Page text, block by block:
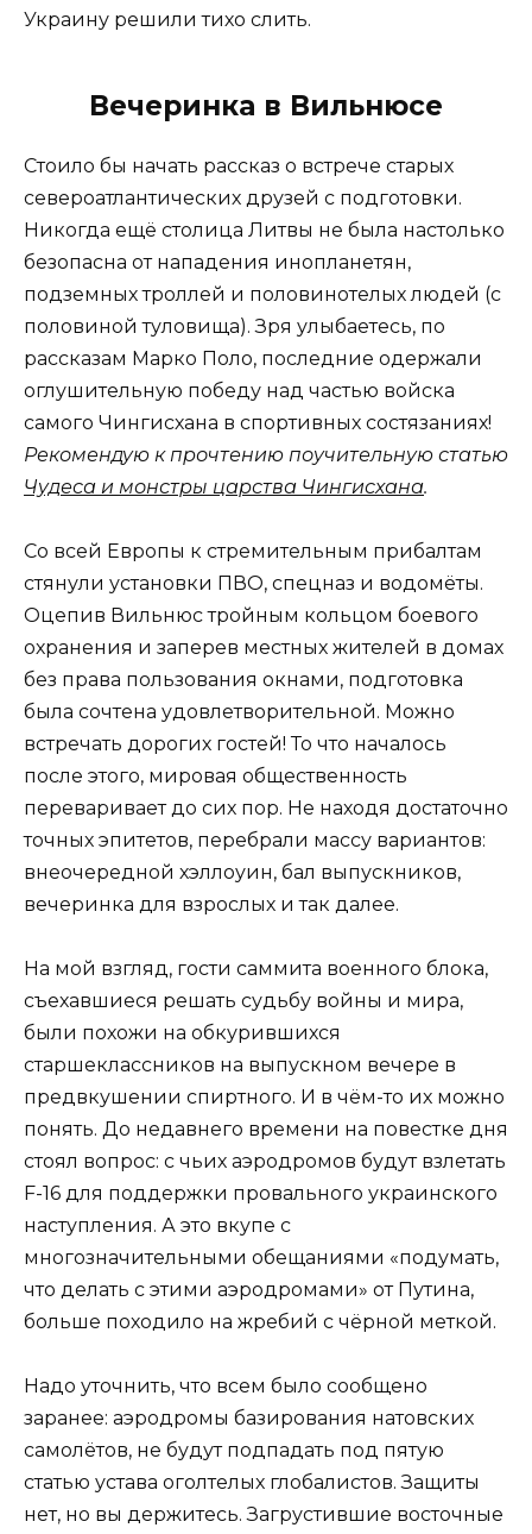
Украину решили тихо слить.
Вечеринка в Вильнюсе
Стоило бы начать рассказ о встрече старых
североатлантических друзей с подготовки.
Никогда ещё столица Литвы не была настолько
безопасна от нападения инопланетян,
подземных троллей и половинотелых людей (с
половиной туловища). Зря улыбаетесь, по
рассказам Марко Поло, последние одержали
оглушительную победу над частью войска
самого Чингисхана в спортивных состязаниях!
Рекомендую к прочтению поучительную статью
Чудеса и монстры царства Чингисхана.
Со всей Европы к стремительным прибалтам
стянули установки ПВО, спецназ и водомёты.
Оцепив Вильнюс тройным кольцом боевого
охранения и заперев местных жителей в домах
без права пользования окнами, подготовка
была сочтена удовлетворительной. Можно
встречать дорогих гостей! То что началось
после этого, мировая общественность
переваривает до сих пор. Не находя достаточно
точных эпитетов, перебрали массу вариантов:
внеочередной хэллоуин, бал выпускников,
вечеринка для взрослых и так далее.
На мой взгляд, гости саммита военного блока,
съехавшиеся решать судьбу войны и мира,
были похожи на обкурившихся
старшеклассников на выпускном вечере в
предвкушении спиртного. И в чём-то их можно
понять. До недавнего времени на повестке дня
стоял вопрос: с чьих аэродромов будут взлетать
F-16 для поддержки провального украинского
наступления. А это вкупе с
многозначительными обещаниями «подумать,
что делать с этими аэродромами» от Путина,
больше походило на жребий с чёрной меткой.
Надо уточнить, что всем было сообщено
заранее: аэродромы базирования натовских
самолётов, не будут подпадать под пятую
статью устава оголтелых глобалистов. Защиты
нет, но вы держитесь. Загрустившие восточные